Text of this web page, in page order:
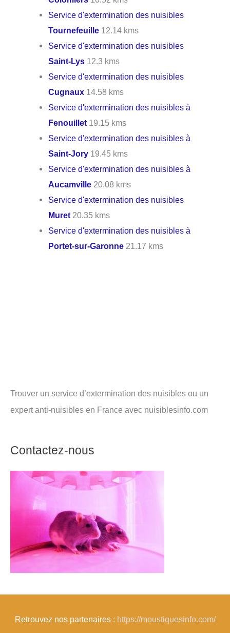
Service d'extermination des nuisibles
Tournefeuille 12.14 kms
Service d'extermination des nuisibles
Saint-Lys 12.3 kms
Service d'extermination des nuisibles
Cugnaux 14.58 kms
Service d'extermination des nuisibles à
Fenouillet 19.15 kms
Service d'extermination des nuisibles à
Saint-Jory 19.45 kms
Service d'extermination des nuisibles à
Aucamville 20.08 kms
Service d'extermination des nuisibles
Muret 20.35 kms
Service d'extermination des nuisibles à
Portet-sur-Garonne 21.17 kms
Trouver un service d’extermination des nuisibles ou un
expert anti-nuisibles en France avec nuisiblesinfo.com
Contactez-nous
Retrouvez nos partenaires : https://moustiquesinfo.com/